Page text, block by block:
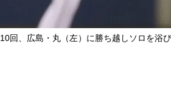
10回、広島・丸（左）に勝ち越しソロを浴